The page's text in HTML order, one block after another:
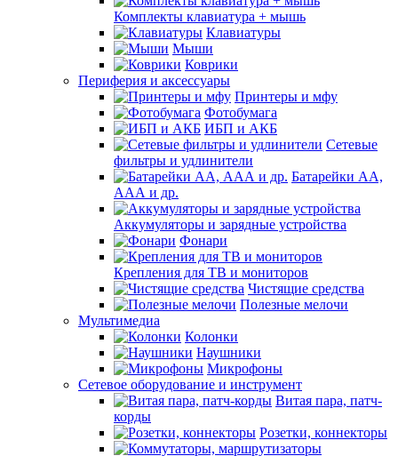
Комплекты клавиатура + мышь
Клавиатуры
Мыши
Коврики
Периферия и аксессуары
Принтеры и мфу
Фотобумага
ИБП и АКБ
Сетевые
фильтры и удлинители
Батарейки АА,
ААА и др.
Аккумуляторы и зарядные устройства
Фонари
Крепления для ТВ и мониторов
Чистящие средства
Полезные мелочи
Мультимедиа
Колонки
Наушники
Микрофоны
Сетевое оборудование и инструмент
Витая пара, патч-
корды
Розетки, коннекторы